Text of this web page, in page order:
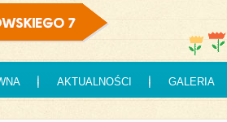
AKTUALNOŚCI GALERIA